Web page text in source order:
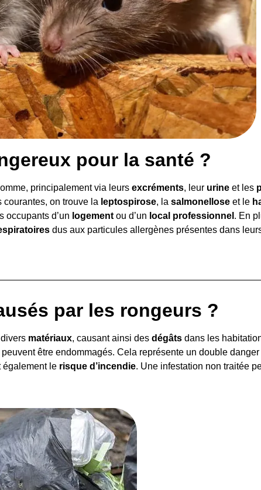
pour la santé ?
principalement via leurs excréments, leur urine et les
on trouve la leptospirose, la salmonellose et le
occupants d’un logement ou d’un local professionnel . En
dus aux particules allergènes présentes dans
par les rongeurs ?
matériaux, causant ainsi des dégâts dans les
être endommagés. Cela représente un double
également le risque d’incendie. Une infestation non traitée